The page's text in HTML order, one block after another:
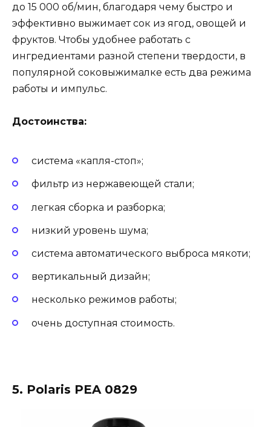
до 15 000 об/мин, благодаря чему быстро и
эффективно выжимает сок из ягод, овощей и
фруктов. Чтобы удобнее работать с
ингредиентами разной степени твердости, в
популярной соковыжималке есть два режима
работы и импульс.
Достоинства:
система «капля-стоп»;
фильтр из нержавеющей стали;
легкая сборка и разборка;
низкий уровень шума;
система автоматического выброса мякоти;
вертикальный дизайн;
несколько режимов работы;
очень доступная стоимость.
5. Polaris PEA 0829